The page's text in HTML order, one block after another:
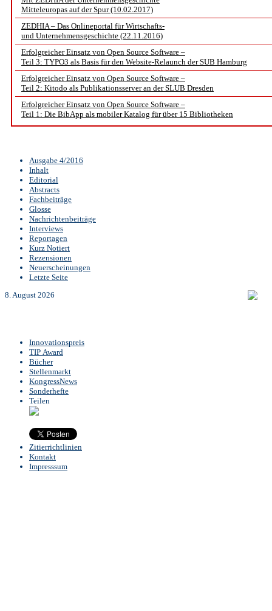
Mitteleuropas auf der Spur (10.02.2017)
ZEDHIA – Das Onlineportal für Wirtschafts-
und Unternehmensgeschichte (22.11.2016)
Erfolgreicher Einsatz von Open Source Software –
Teil 3: TYPO3 als Basis für den Website-Relaunch der SUB Hamburg
Erfolgreicher Einsatz von Open Source Software –
Teil 2: Kitodo als Publikationsserver an der SLUB Dresden
Erfolgreicher Einsatz von Open Source Software –
Teil 1: Die BibApp als mobiler Katalog für über 15 Bibliotheken
Ausgabe 4/2016
Inhalt
Editorial
Abstracts
Fachbeiträge
Glosse
Nachrichtenbeiträge
Interviews
Reportagen
Kurz Notiert
Rezensionen
Neuerscheinungen
Letzte Seite
8. August 2026
Innovationspreis
TIP Award
Bücher
Stellenmarkt
KongressNews
Sonderhefte
Teilen
Zitierrichtlinien
Kontakt
Impresssum